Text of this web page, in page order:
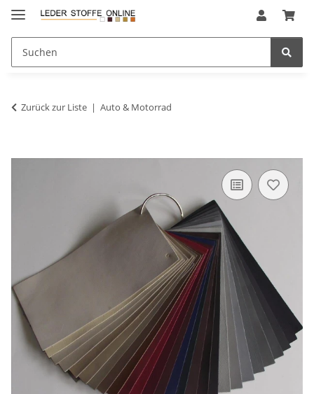
Zurück zur Liste Auto & Motorrad